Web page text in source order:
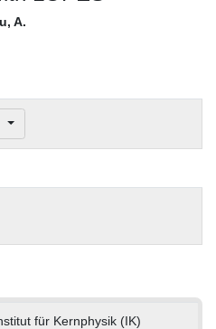
A.
für Kernphysik (IK)